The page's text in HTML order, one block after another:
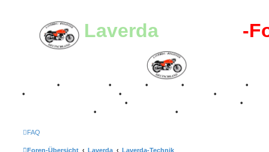
Laverda-Register -
• • • • •
•
•
•
•
•
• •
FAQ
Foren-Übersicht Laverda Laverda-Technik